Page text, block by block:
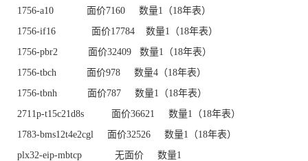
1756-a10 面价7160 数量1（18年表）
1756-if16 面价17784 数量1（18年表）
1756-pbr2 面价32409 数量1（18年表）
1756-tbch 面价978 数量4（18年表）
1756-tbnh 面价787 数量1（18年表）
2711p-t15c21d8s 面价36621 数量1（18年表）
1783-bms12t4e2cgl 面价32526 数量1（18年表）
plx32-eip-mbtcp 无面价 数量1